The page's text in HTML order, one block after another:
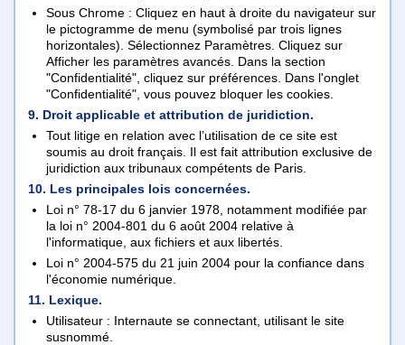
Sous Chrome : Cliquez en haut à droite du navigateur sur
le pictogramme de menu (symbolisé par trois lignes
horizontales). Sélectionnez Paramètres. Cliquez sur
Afficher les paramètres avancés. Dans la section
"Confidentialité", cliquez sur préférences. Dans l'onglet
"Confidentialité", vous pouvez bloquer les cookies.
9. Droit applicable et attribution de juridiction.
Tout litige en relation avec l’utilisation de ce site est
soumis au droit français. Il est fait attribution exclusive de
juridiction aux tribunaux compétents de Paris.
10. Les principales lois concernées.
Loi n° 78-17 du 6 janvier 1978, notamment modifiée par
la loi n° 2004-801 du 6 août 2004 relative à
l'informatique, aux fichiers et aux libertés.
Loi n° 2004-575 du 21 juin 2004 pour la confiance dans
l'économie numérique.
11. Lexique.
Utilisateur : Internaute se connectant, utilisant le site
susnommé.